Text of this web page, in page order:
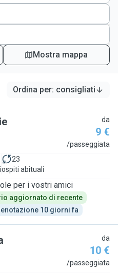
Mostra mappa
Ordina per: consigliati
da
9 €
/passeggiata
23
ospiti abituali
per i vostri amici
aggiornato di recente
10 giorni fa
da
10 €
/passeggiata